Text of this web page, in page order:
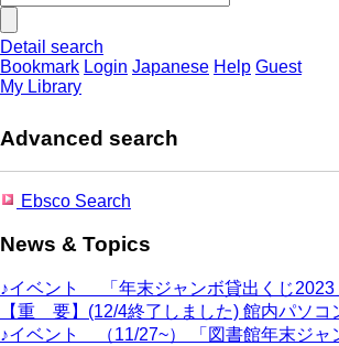
Detail search
Bookmark Login Japanese Help Guest
My Library
Advanced search
Ebsco Search
News & Topics
♪イベント 「年末ジャンボ貸出くじ2023
【重 要】(12/4終了しました) 館内パソコ
♪イベント （11/27~） 「図書館年末ジャ